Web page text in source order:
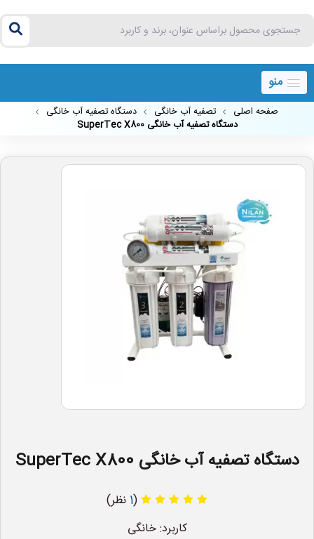
منو
صفحه اصلی تصفیه آب خانگی
دستگاه تصفیه آب خانگی
دستگاه تصفیه آب خانگی SuperTec X800
دستگاه تصفیه آب خانگی SuperTec X800
(
1 نظر)
کاربرد: خانگی